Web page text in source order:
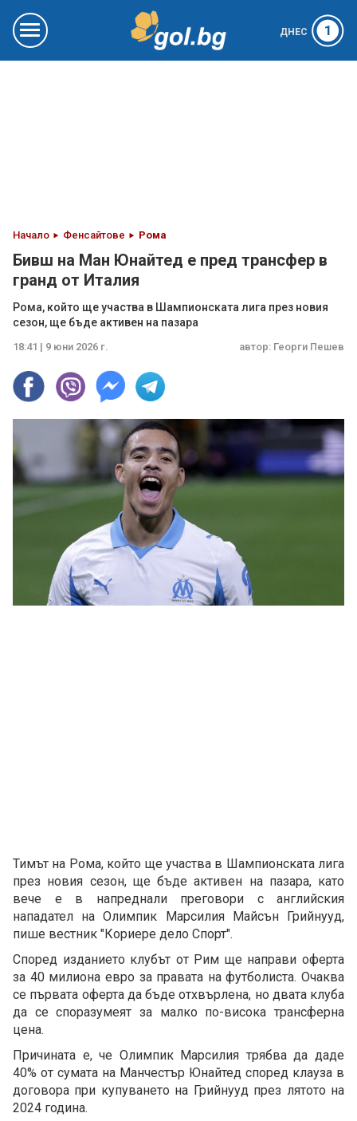
ДНЕС 1
Начало Фенсайтове Рома
Бивш на Ман Юнайтед е пред трансфер в
гранд от Италия
Рома, който ще участва в Шампионската лига през новия
сезон, ще бъде активен на пазара
18:41 | 9 юни 2026 г. автор: Георги Пешев
Тимът на Рома, който ще участва в Шампионската лига
през новия сезон, ще бъде активен на пазара, като
вече е в напреднали преговори с английския
нападател на Олимпик Марсилия Майсън Грийнууд,
пише вестник "Кориере дело Спорт".
Според изданието клубът от Рим ще направи оферта
за 40 милиона евро за правата на футболиста. Очаква
се първата оферта да бъде отхвърлена, но двата клуба
да се споразумеят за малко по-висока трансферна
цена.
Причината е, че Олимпик Марсилия трябва да даде
40% от сумата на Манчестър Юнайтед според клауза в
договора при купуването на Грийнууд през лятото на
2024 година.